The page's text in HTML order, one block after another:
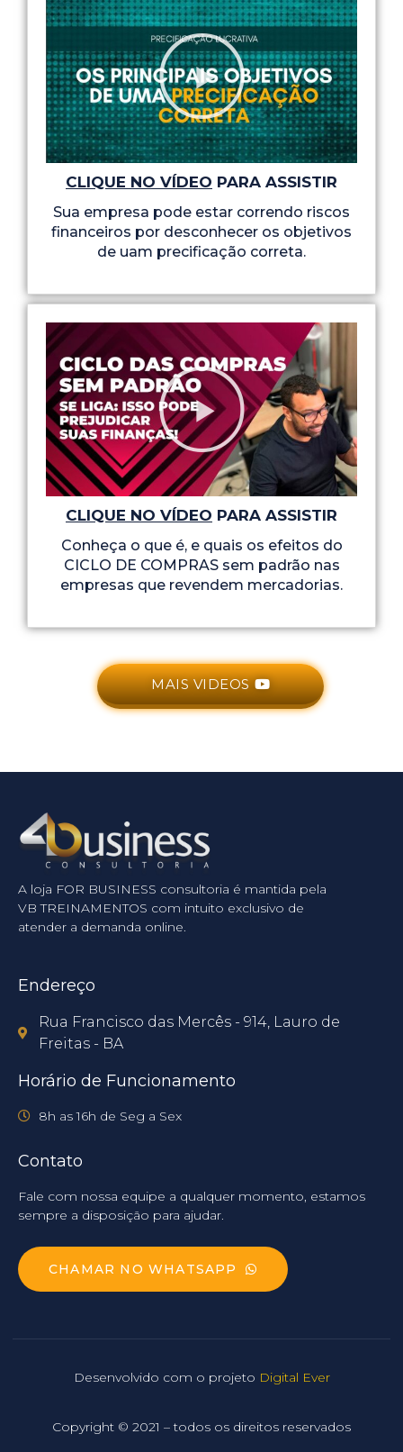
CLIQUE NO VÍDEO PARA ASSISTIR
Sua empresa pode estar correndo riscos
financeiros por desconhecer os objetivos
de uam precificação correta.
CLIQUE NO VÍDEO PARA ASSISTIR
Conheça o que é, e quais os efeitos do
CICLO DE COMPRAS sem padrão nas
empresas que revendem mercadorias.
MAIS VIDEOS
A loja FOR BUSINESS consultoria é mantida pela
VB TREINAMENTOS com intuito exclusivo de
atender a demanda online.
Endereço
Rua Francisco das Mercês - 914, Lauro de
Freitas - BA
Horário de Funcionamento
8h as 16h de Seg a Sex
Contato
Fale com nossa equipe a qualquer momento, estamos
sempre a disposição para ajudar.
CHAMAR NO WHATSAPP
Desenvolvido com o projeto Digital Ever
Copyright © 2021 – todos os direitos reservados